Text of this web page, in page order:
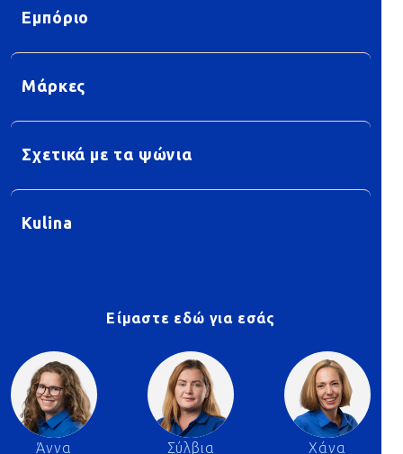
Εμπόριο
Μάρκες
Σχετικά με τα ψώνια
Kulina
Είμαστε εδώ για εσάς
Άννα Σύλβια Χάνα